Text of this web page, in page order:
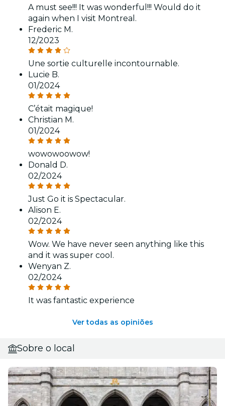
A must see!!! It was wonderful!!! Would do it
again when I visit Montreal.
Frederic M.
12/2023
Une sortie culturelle incontournable.
Lucie B.
01/2024
C’était magique!
Christian M.
01/2024
wowowoowow!
Donald D.
02/2024
Just Go it is Spectacular.
Alison E.
02/2024
Wow. We have never seen anything like this
and it was super cool.
Wenyan Z.
02/2024
It was fantastic experience
Ver todas as opiniões
Sobre o local